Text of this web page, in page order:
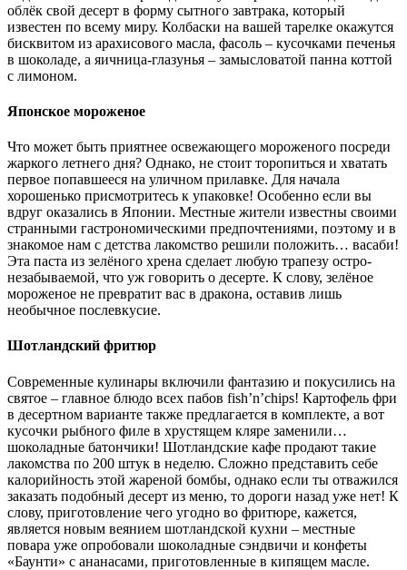
облёк свой десерт в форму сытного завтрака, который
известен по всему миру. Колбаски на вашей тарелке окажутся
бисквитом из арахисового масла, фасоль – кусочками печенья
в шоколаде, а яичница-глазунья – замысловатой панна коттой
с лимоном.
Японское мороженое
Что может быть приятнее освежающего мороженого посреди
жаркого летнего дня? Однако, не стоит торопиться и хватать
первое попавшееся на уличном прилавке. Для начала
хорошенько присмотритесь к упаковке! Особенно если вы
вдруг оказались в Японии. Местные жители известны своими
странными гастрономическими предпочтениями, поэтому и в
знакомое нам с детства лакомство решили положить… васаби!
Эта паста из зелёного хрена сделает любую трапезу остро-
незабываемой, что уж говорить о десерте. К слову, зелёное
мороженое не превратит вас в дракона, оставив лишь
необычное послевкусие.
Шотландский фритюр
Современные кулинары включили фантазию и покусились на
святое – главное блюдо всех пабов fish’n’chips! Картофель фри
в десертном варианте также предлагается в комплекте, а вот
кусочки рыбного филе в хрустящем кляре заменили…
шоколадные батончики! Шотландские кафе продают такие
лакомства по 200 штук в неделю. Сложно представить себе
калорийность этой жареной бомбы, однако если ты отважился
заказать подобный десерт из меню, то дороги назад уже нет! К
слову, приготовление чего угодно во фритюре, кажется,
является новым веянием шотландской кухни – местные
повара уже опробовали шоколадные сэндвичи и конфеты
«Баунти» с ананасами, приготовленные в кипящем масле.